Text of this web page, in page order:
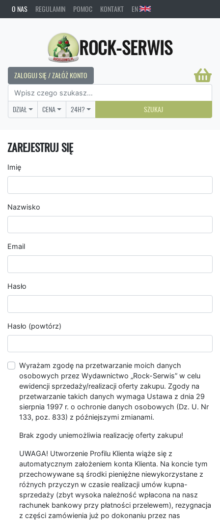
O NAS REGULAMIN POMOC KONTAKT EN
ROCK-SERWIS
ZALOGUJ SIĘ / ZAŁÓŻ KONTO
DZIAŁ CENA 24H? SZUKAJ
ZAREJESTRUJ SIĘ
Imię
Nazwisko
Email
Hasło
Hasło (powtórz)
Wyrażam zgodę na przetwarzanie moich danych
osobowych przez Wydawnictwo „Rock-Serwis” w celu
ewidencji sprzedaży/realizacji oferty zakupu. Zgody na
przetwarzanie takich danych wymaga Ustawa z dnia 29
sierpnia 1997 r. o ochronie danych osobowych (Dz. U. Nr
133, poz. 833) z późniejszymi zmianami.
Brak zgody uniemożliwia realizację oferty zakupu!
UWAGA! Utworzenie Profilu Klienta wiąże się z
automatycznym założeniem konta Klienta. Na koncie tym
przechowywane są środki pieniężne niewykorzystane z
różnych przyczyn w czasie realizacji umów kupna-
sprzedaży (zbyt wysoka należność wpłacona na nasz
rachunek bankowy przy płatności przelewem), rezygnacja
z części zamówienia już po dokonaniu przez nas